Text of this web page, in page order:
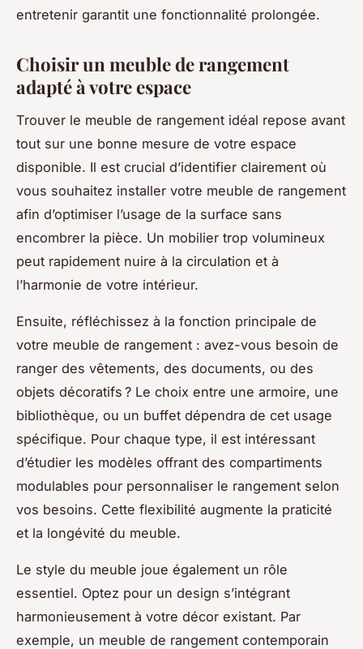
entretenir garantit une fonctionnalité prolongée.
Choisir un meuble de rangement
adapté à votre espace
Trouver le meuble de rangement idéal repose avant
tout sur une bonne mesure de votre espace
disponible. Il est crucial d’identifier clairement où
vous souhaitez installer votre meuble de rangement
afin d’optimiser l’usage de la surface sans
encombrer la pièce. Un mobilier trop volumineux
peut rapidement nuire à la circulation et à
l’harmonie de votre intérieur.
Ensuite, réfléchissez à la fonction principale de
votre meuble de rangement : avez-vous besoin de
ranger des vêtements, des documents, ou des
objets décoratifs ? Le choix entre une armoire, une
bibliothèque, ou un buffet dépendra de cet usage
spécifique. Pour chaque type, il est intéressant
d’étudier les modèles offrant des compartiments
modulables pour personnaliser le rangement selon
vos besoins. Cette flexibilité augmente la praticité
et la longévité du meuble.
Le style du meuble joue également un rôle
essentiel. Optez pour un design s’intégrant
harmonieusement à votre décor existant. Par
exemple, un meuble de rangement contemporain